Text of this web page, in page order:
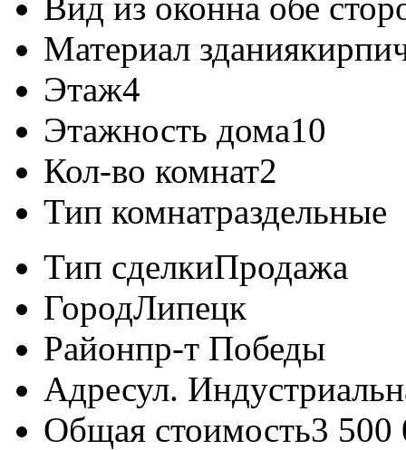
Материал здания
Этаж4
Этажность дома10
Кол-во комнат2
Тип комнатраздельные
Тип сделкиПродажа
ГородЛипецк
Районпр-т Победы
Адресул.
Общая стоимость3 500